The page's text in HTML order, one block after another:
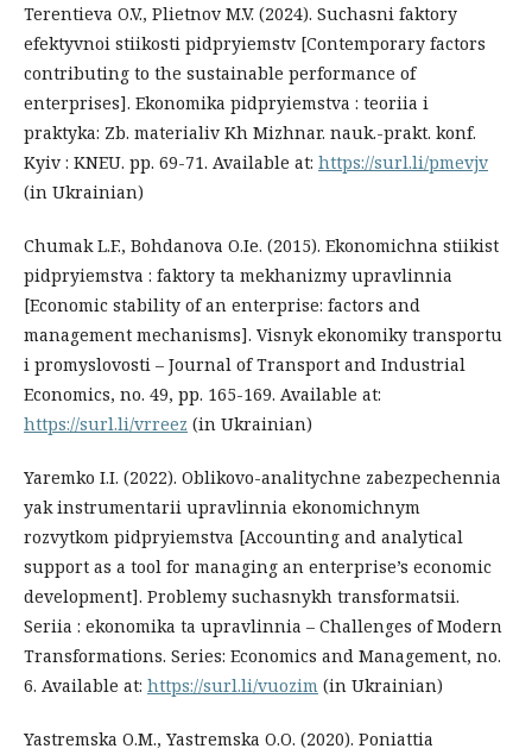
Terentieva O.V., Plietnov M.V. (2024). Suchasni faktory
efektyvnoi stiikosti pidpryiemstv [Contemporary factors
contributing to the sustainable performance of
enterprises]. Ekonomika pidpryiemstva : teoriia i
praktyka: Zb. materialiv Kh Mizhnar. nauk.-prakt. konf.
Kyiv : KNEU. рр. 69-71. Available at: https://surl.li/pmevjv
(in Ukrainian)
Chumak L.F., Bohdanova O.Ie. (2015). Ekonomichna stiikist
pidpryiemstva : faktory ta mekhanizmy upravlinnia
[Economic stability of an enterprise: factors and
management mechanisms]. Visnyk ekonomiky transportu
i promyslovosti – Journal of Transport and Industrial
Economics, no. 49, рр. 165-169. Available at:
https://surl.li/vrreez (in Ukrainian)
Yaremko I.I. (2022). Oblikovo-analitychne zabezpechennia
yak instrumentarii upravlinnia ekonomichnym
rozvytkom pidpryiemstva [Accounting and analytical
support as a tool for managing an enterprise’s economic
development]. Problemy suchasnykh transformatsii.
Seriia : ekonomika ta upravlinnia – Challenges of Modern
Transformations. Series: Economics and Management, no.
6. Available at: https://surl.li/vuozim (in Ukrainian)
Yastremska O.M., Yastremska O.O. (2020). Poniattia